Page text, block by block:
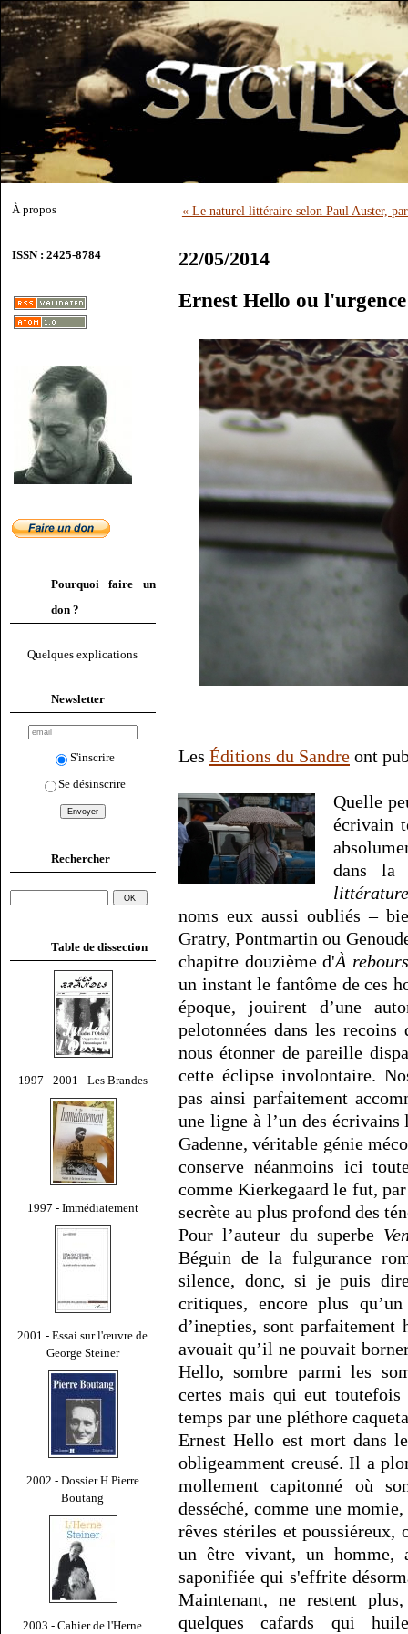
À propos
ISSN : 2425-8784
Pourquoi faire un
don ?
Quelques explications
Newsletter
S'inscrire
Se désinscrire
Rechercher
Table de dissection
1997 - 2001 - Les Brandes
1997 - Immédiatement
2001 - Essai sur l'œuvre de
George Steiner
2002 - Dossier H Pierre
Boutang
2003 - Cahier de l'Herne
« Le naturel littéraire selon Paul Auster,
22/05/2014
Ernest Hello ou
Les Éditions du Sandre ont
Quelle
écrivain
dans la
noms eux aussi oubliés –
Gratry, Pontmartin ou
chapitre douzième d'À rebours
un instant le fantôme de ces
époque, jouirent d’une
pelotonnées dans les
nous étonner de pareille
cette éclipse involontaire.
pas ainsi parfaitement
une ligne à l’un des écrivains
Gadenne, véritable génie
conserve néanmoins ici
comme Kierkegaard le fut,
secrète au plus profond des
Pour l’auteur du superbe
Béguin de la fulgurance
silence, donc, si je puis
critiques, encore plus
d’inepties, sont
avouait qu’il ne pouvait
Hello, sombre parmi les
certes mais qui eut toutefois
temps par une pléthore
Ernest Hello est mort dans
obligeamment creusé. Il a
mollement capitonné où
desséché, comme une
rêves stériles et
un être vivant, un homme,
saponifiée qui s'effrite
Maintenant, ne restent
quelques cafards qui